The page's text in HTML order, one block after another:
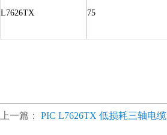
L7626TX 75
上一篇： PIC L7626TX 低损耗三轴电缆